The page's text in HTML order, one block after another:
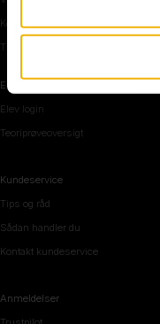
Køreteknik
Tips og råd inden teoriprøven
Elevområde
Elev login
Teoriprøveoversigt
Kundeservice
Tips og råd
Sådan handler du
Kontakt kundeservice
Anmeldelser